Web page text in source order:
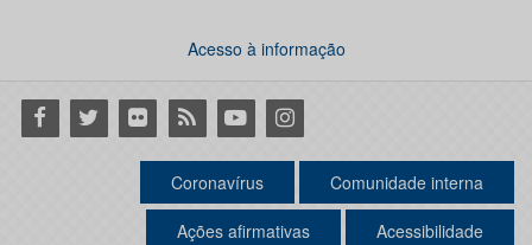
Acesso à informação
Facebook
Twitter Flickr RSS YoutubeInstagram
Coronavírus Comunidade interna
Ações afirmativas Acessibilidade